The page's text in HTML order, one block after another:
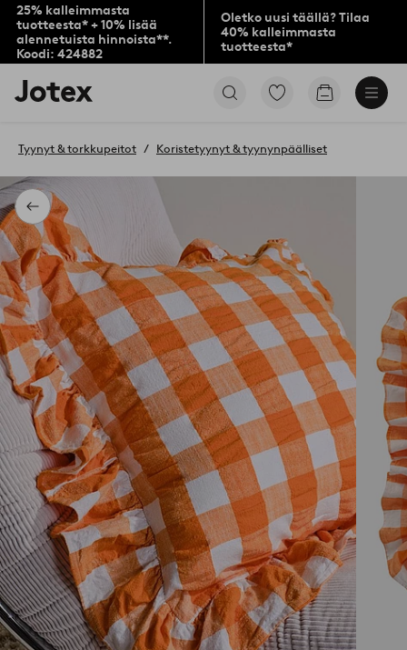
25% kalleimmasta
tuotteesta* + 10% lisää
alennetuista hinnoista**.
Koodi: 424882
Oletko uusi täällä? Tilaa
40% kalleimmasta
tuotteesta*
Jotex-
logo
aloitussivulle
Siirry
Siirry
Takaisin
Tyynyt & torkkupeitot Koristetyynyt & tyynynpäälliset